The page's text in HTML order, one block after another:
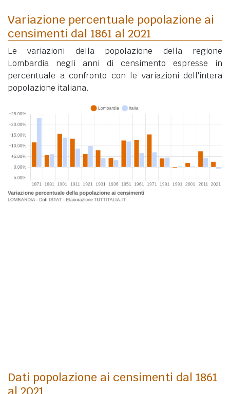
Variazione percentuale popolazione ai
censimenti dal 1861 al 2021
Le variazioni della popolazione della regione
Lombardia negli anni di censimento espresse in
percentuale a confronto con le variazioni dell'intera
popolazione italiana.
Dati popolazione ai censimenti dal 1861
al 2021